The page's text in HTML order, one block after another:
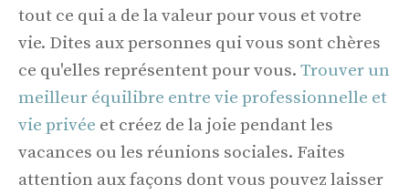
tout ce qui a de la valeur pour vous et votre
vie. Dites aux personnes qui vous sont chères
ce qu'elles représentent pour vous. Trouver un
meilleur équilibre entre vie professionnelle et
vie privée et créez de la joie pendant les
vacances ou les réunions sociales. Faites
attention aux façons dont vous pouvez laisser